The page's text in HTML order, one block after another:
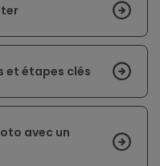
et étapes clés
avec un